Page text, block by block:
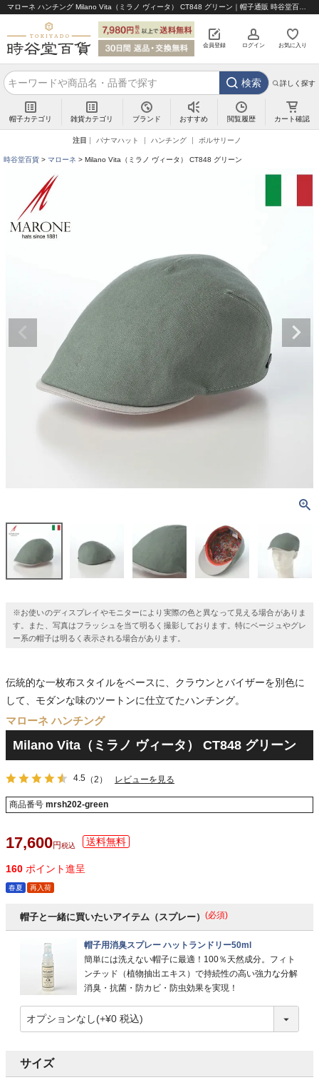
会員登録 ログイン お気に入り
検索 詳しく探す
帽子カテゴリ 雑貨カテゴリ ブランド おすすめ 閲覧履歴 カート確認
注目 パナマハット ハンチング ボルサリーノ
時谷堂百貨 マローネ Milano Vita（ミラノ ヴィータ） CT848 グリーン
※お使いのディスプレイやモニターにより実際の色と異なって見える場合がありま
す。また、写真はフラッシュを当て明るく撮影しております。特にベージュやグレ
ー系の帽子は明るく表示される場合があります。
伝統的な一枚布スタイルをベースに、クラウンとバイザーを別色に
して、モダンな味のツートンに仕立てたハンチング。
マローネ ハンチング
Milano Vita（ミラノ ヴィータ） CT848 グリーン
4.5 （2） レビューを見る
商品番号 mrsh202-green
17,600 税込
160 ポイント進呈
春夏 再入荷
帽子と一緒に買いたいアイテム（スプレー） (必須)
帽子用消臭スプレー ハットランドリー50ml
簡単には洗えない帽子に最適！100％天然成分。フィト
ンチッド（植物抽出エキス）で持続性の高い強力な分解
消臭・抗菌・防カビ・防虫効果を実現！
サイズ